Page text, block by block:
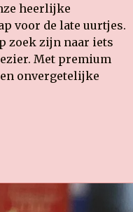
heerlijke
voor de late uurtjes.
zoek zijn naar iets
Met premium
onvergetelijke